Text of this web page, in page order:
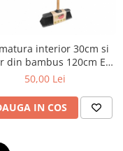
interior 30cm si
din bambus 120cm Eco
Natural
50,00 Lei
IN COS